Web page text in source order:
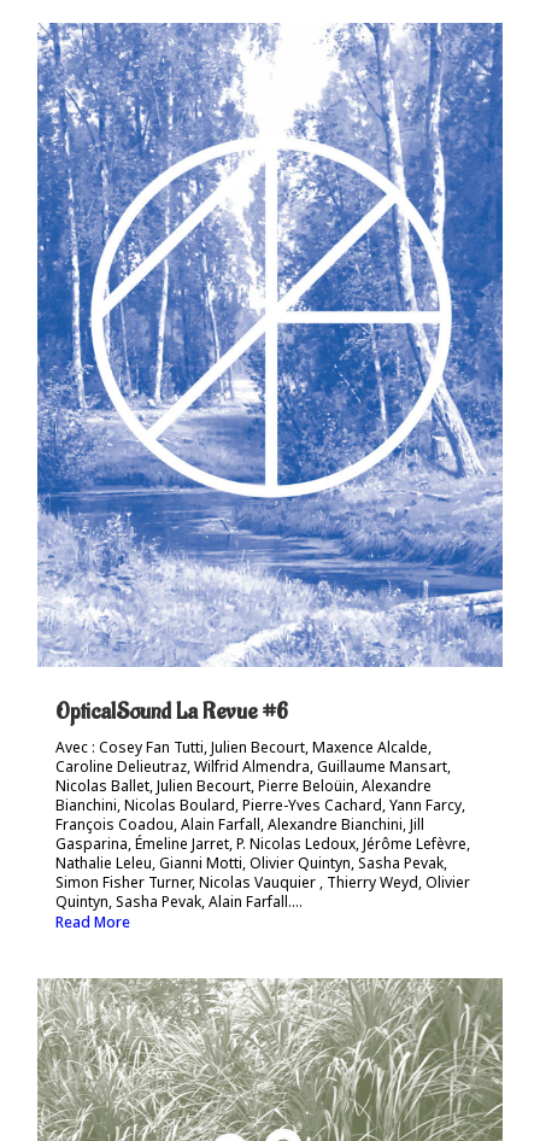
OpticalSound La Revue #6
Avec : Cosey Fan Tutti, Julien Becourt, Maxence Alcalde,
Caroline Delieutraz, Wilfrid Almendra, Guillaume Mansart,
Nicolas Ballet, Julien Becourt, Pierre Beloüin, Alexandre
Bianchini, Nicolas Boulard, Pierre-Yves Cachard, Yann Farcy,
François Coadou, Alain Farfall, Alexandre Bianchini, Jill
Gasparina, Émeline Jarret, P. Nicolas Ledoux, Jérôme Lefèvre,
Nathalie Leleu, Gianni Motti, Olivier Quintyn, Sasha Pevak,
Simon Fisher Turner, Nicolas Vauquier , Thierry Weyd, Olivier
Quintyn, Sasha Pevak, Alain Farfall....
Read More